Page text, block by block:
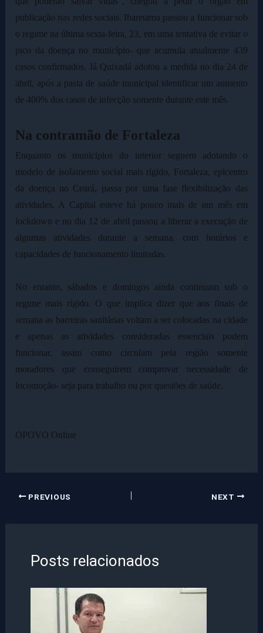
publicação nas redes sociais. Ibaretama passou a funcionar sob
o regime na última sexta-feira, 23, em uma tentativa de evitar o
pico da doença no município- que acumula atualmente 439
casos confirmados. Já Quixadá adotou a medida no dia 24 de
abril, após a pasta de saúde municipal identificar um aumento
de 400% dos casos de infecção somente durante este mês.
Na contramão de Fortaleza
Enquanto os municípios do interior seguem adotando o
modelo de isolamento social mais rígido, Fortaleza, epicentro
da doença no Ceará, passa por uma fase flexibilização das
atividades. A Capital esteve há pouco mais de um mês em
lockdown e no dia 12 de abril passou a liberar a execução de
algumas atividades durante a semana, com horários e
capacidades de funcionamento limitadas.
No entanto, sábados e domingos ainda continuam sob o
regime mais rígido. O que implica dizer que aos finais de
semana as barreiras sanitárias voltam a ser colocadas na cidade
e apenas as atividades consideradas essenciais podem
funcionar, assim como circulam pela região somente
moradores que conseguirem comprovar necessidade de
locomoção- seja para trabalho ou por questões de saúde.
OPOVO Online
PREVIOUS NEXT
Posts relacionados